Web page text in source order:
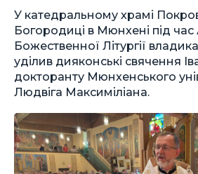
У катедральному храмі
Богородиці в Мюнхені під
Божественної Літургії
уділив дияконські свячення
докторанту Мюнхенського
Людвіга Максиміліана.